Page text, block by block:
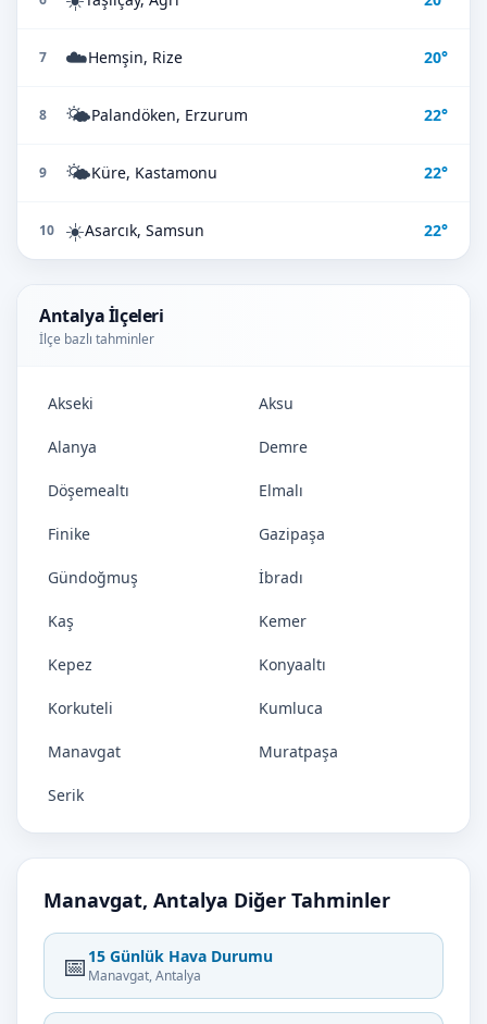
7 ☁️Hemşin, Rize 20°
8 🌤️Palandöken, Erzurum 22°
9 🌤️Küre, Kastamonu 22°
10 ☀️Asarcık, Samsun 22°
Antalya İlçeleri
İlçe bazlı tahminler
Akseki Aksu
Alanya Demre
Döşemealtı Elmalı
Finike Gazipaşa
Gündoğmuş İbradı
Kaş Kemer
Kepez Konyaaltı
Korkuteli Kumluca
Manavgat Muratpaşa
Serik
Manavgat, Antalya Diğer Tahminler
📅 15 Günlük Hava Durumu
Manavgat, Antalya